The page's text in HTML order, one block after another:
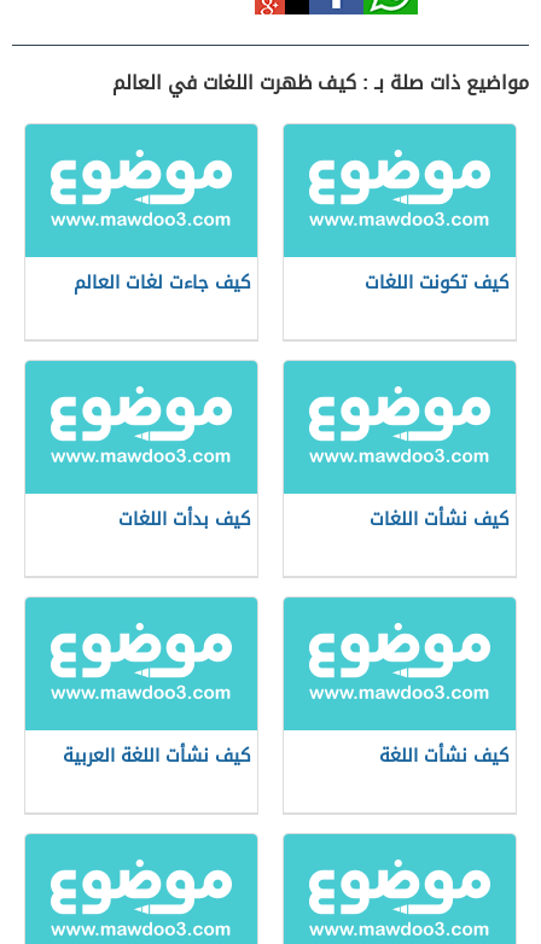
مواضيع ذات صلة بـ : كيف ظهرت اللغات في العالم
كيف تكونت اللغات كيف جاءت لغات العالم
كيف نشأت اللغات كيف بدأت اللغات
كيف نشأت اللغة كيف نشأت اللغة العربية